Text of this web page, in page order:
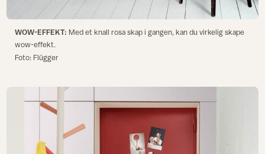
WOW-EFFEKT: Med et knall rosa skap i gangen, kan du virkelig skape
wow-effekt.
Foto: Flügger